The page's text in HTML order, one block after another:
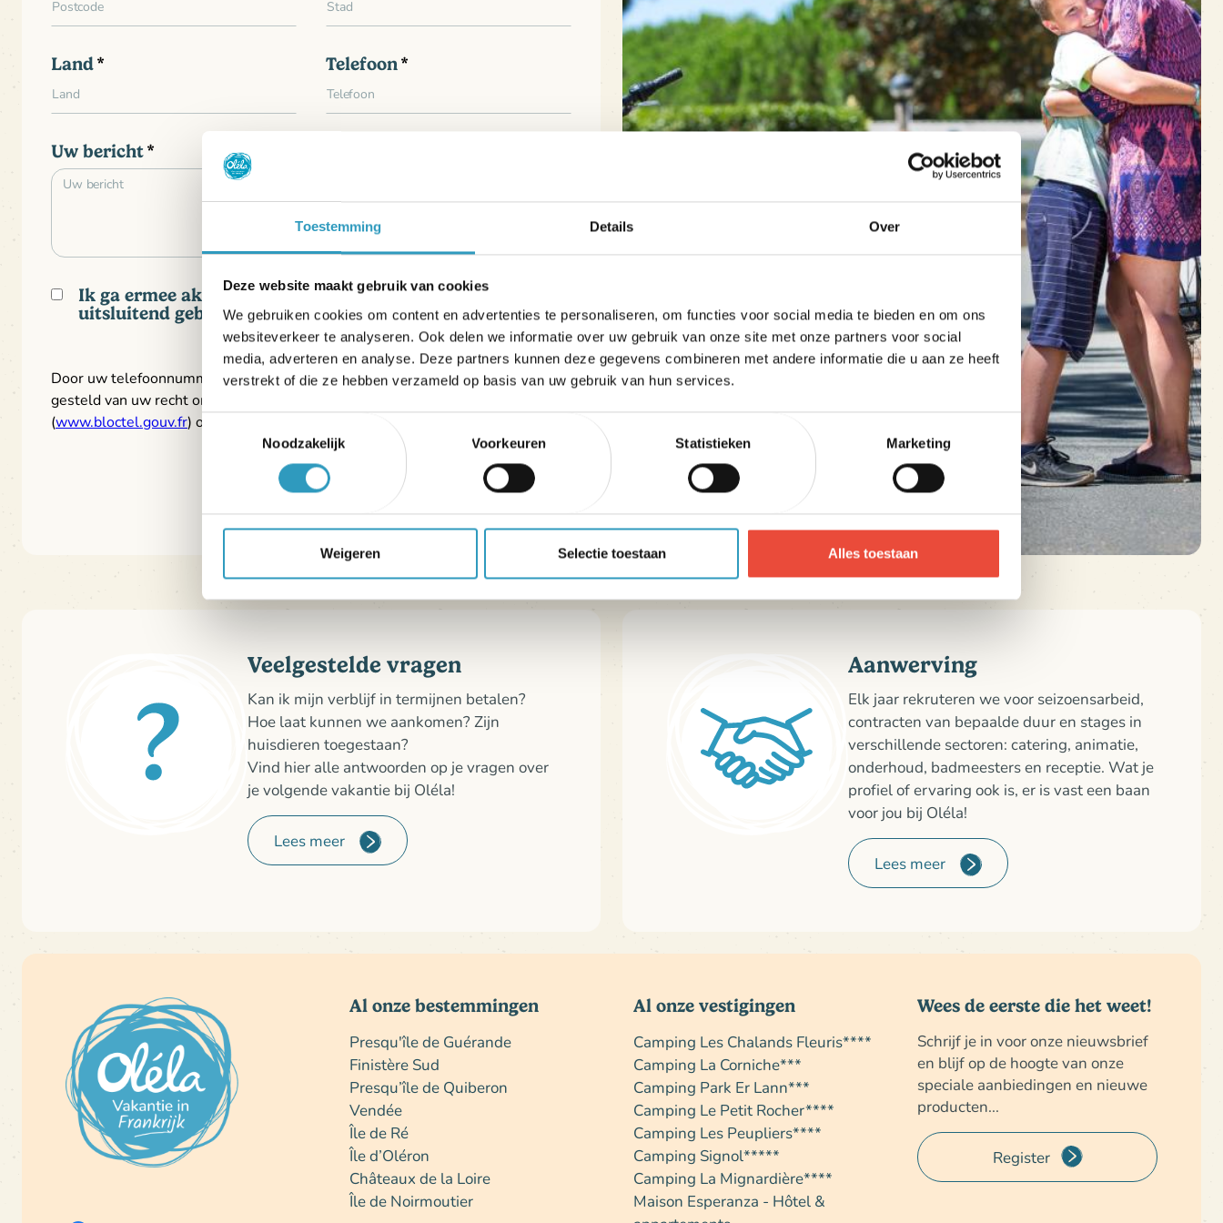
Toestemming Details Over
Deze website maakt gebruik van cookies
We gebruiken cookies om content en advertenties te personaliseren, om functies voor social media te bieden en om ons
websiteverkeer te analyseren. Ook delen we informatie over uw gebruik van onze site met onze partners voor social
media, adverteren en analyse. Deze partners kunnen deze gegevens combineren met andere informatie die u aan ze heeft
verstrekt of die ze hebben verzameld op basis van uw gebruik van hun services.
Toestemmingsselectie
Noodzakelijk
Voorkeuren Statistieken Marketing
Weigeren Selectie toestaan Alles toestaan
Land Telefoon
Uw bericht
Ik ga ermee akkoord dat Oléla mijn persoonlijke gegevens
uitsluitend gebruikt om mij te antwoorden.
Door uw telefoonnummer in te vullen, erkent u dat u op de hoogte bent
gesteld van uw recht om u in te schrijven op de Bloctel-lijst
(www.bloctel.gouv.fr) om u te verzetten tegen telefonische verkoop.
Veelgestelde vragen
Kan ik mijn verblijf in termijnen betalen?
Hoe laat kunnen we aankomen? Zijn
huisdieren toegestaan?
Vind hier alle antwoorden op je vragen over
je volgende vakantie bij Oléla!
Lees meer
Aanwerving
Elk jaar rekruteren we voor seizoensarbeid,
contracten van bepaalde duur en stages in
verschillende sectoren: catering, animatie,
onderhoud, badmeesters en receptie. Wat je
profiel of ervaring ook is, er is vast een baan
voor jou bij Oléla!
Lees meer
Al onze bestemmingen
Presqu'île de Guérande
Finistère Sud
Presqu’île de Quiberon
Vendée
Île de Ré
Île d’Oléron
Châteaux de la Loire
Île de Noirmoutier
Al onze vestigingen
Camping Les Chalands Fleuris****
Camping La Corniche***
Camping Park Er Lann***
Camping Le Petit Rocher****
Camping Les Peupliers****
Camping Signol*****
Camping La Mignardière****
Maison Esperanza - Hôtel &
Wees de eerste die het weet!
Schrijf je in voor onze nieuwsbrief
en blijf op de hoogte van onze
speciale aanbiedingen en nieuwe
producten...
Register